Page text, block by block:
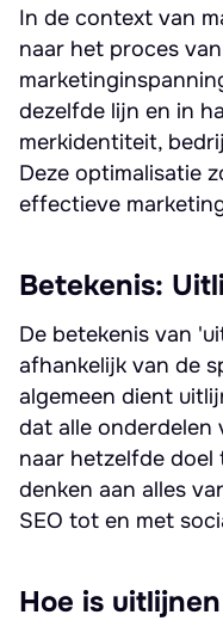
In de context van
naar het proces
dezelfde lijn en in
merkidentiteit,
Deze optimalisatie
effectieve
Betekenis:
De betekenis van
afhankelijk van de
algemeen dient
dat alle onderdelen
naar hetzelfde doel
denken aan alles
SEO tot en met
Hoe is